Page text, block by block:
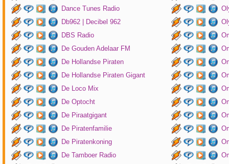
Dance Tunes Radio
Db962 | Decibel 962
DBS Radio
De Gouden Adelaar FM
De Hollandse Piraten
De Hollandse Piraten Gigant
De Loco Mix
De Optocht
De Piraatgigant
De Piratenfamilie
De Piratenkoning
De Tamboer Radio